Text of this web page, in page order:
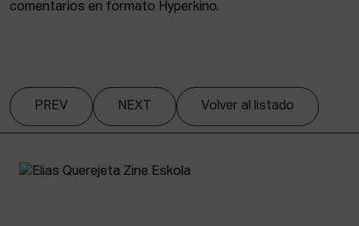
comentarios en formato Hyperkino.
PREV NEXT Volver al listado